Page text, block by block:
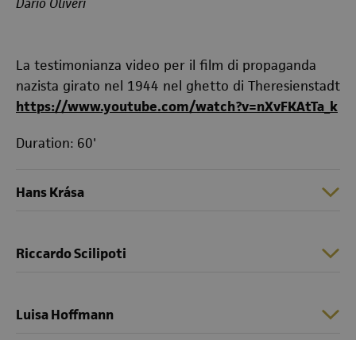
La testimonianza video per il film di propaganda
nazista girato nel 1944 nel ghetto di Theresienstadt
https://www.youtube.com/watch?v=nXvFKAtTa_k
Duration: 60'
Hans Krása
Riccardo Scilipoti
Luisa Hoffmann